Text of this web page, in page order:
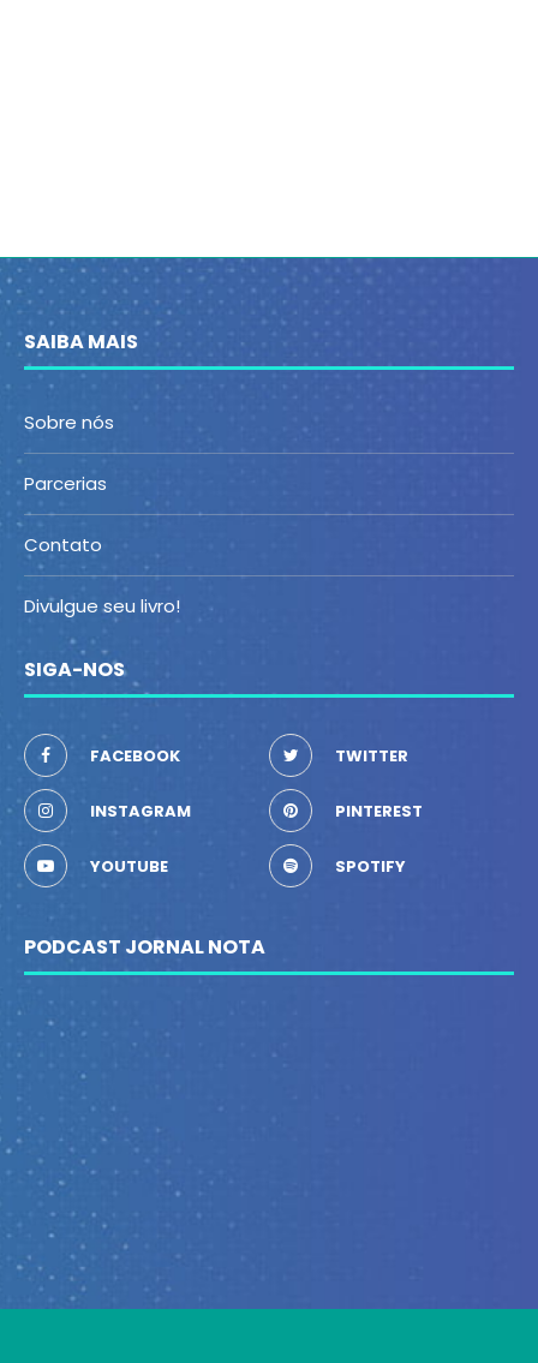
SAIBA MAIS
Sobre nós
Parcerias
Contato
Divulgue seu livro!
SIGA-NOS
FACEBOOK TWITTER
INSTAGRAM PINTEREST
YOUTUBE SPOTIFY
PODCAST JORNAL NOTA